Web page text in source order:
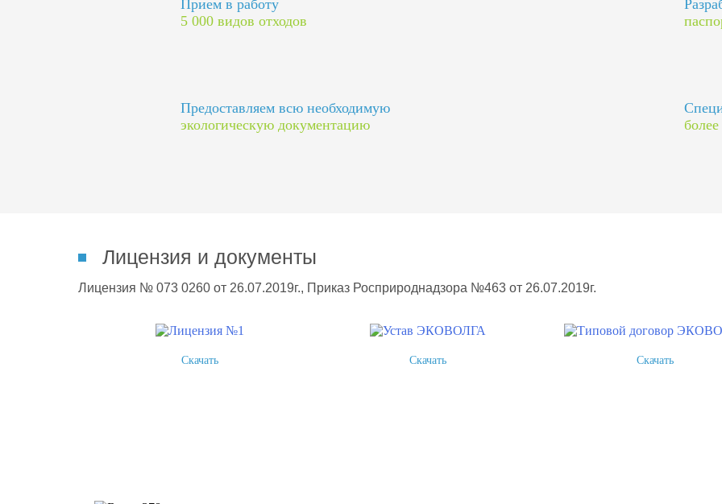
Прием в работу
5 000 видов отходов
Предоставляем всю необходимую
экологическую документацию
Лицензия и документы
Лицензия № 073 0260 от 26.07.2019г., Приказ Росприроднадзора №463 от 26.07.2019г.
Скачать Скачать Скачать